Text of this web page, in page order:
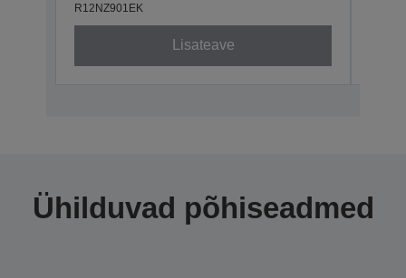
R12NZ901EK
Lisateave
Ühilduvad põhiseadmed